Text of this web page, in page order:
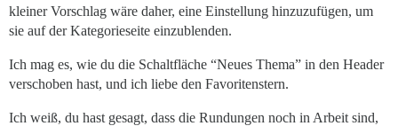
kleiner Vorschlag wäre daher, eine Einstellung hinzuzufügen, um
sie auf der Kategorieseite einzublenden.
Ich mag es, wie du die Schaltfläche “Neues Thema” in den Header
verschoben hast, und ich liebe den Favoritenstern.
Ich weiß, du hast gesagt, dass die Rundungen noch in Arbeit sind,